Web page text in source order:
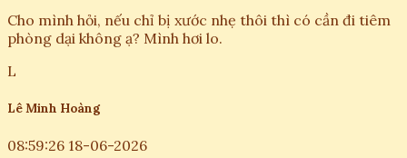
Cho mình hỏi, nếu chỉ bị xước nhẹ thôi thì có cần đi tiêm
phòng dại không ạ? Mình hơi lo.
L
Lê Minh Hoàng
08:59:26 18-06-2026